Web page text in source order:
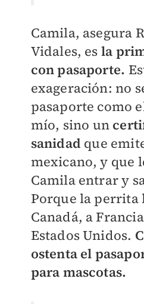
Camila, asegura
Vidales, es la
con pasaporte.
exageración: no
pasaporte como
mío, sino un
sanidad que
mexicano, y que
Camila entrar y
Porque la perrita
Canadá, a
Estados Unidos.
ostenta el
para mascotas.